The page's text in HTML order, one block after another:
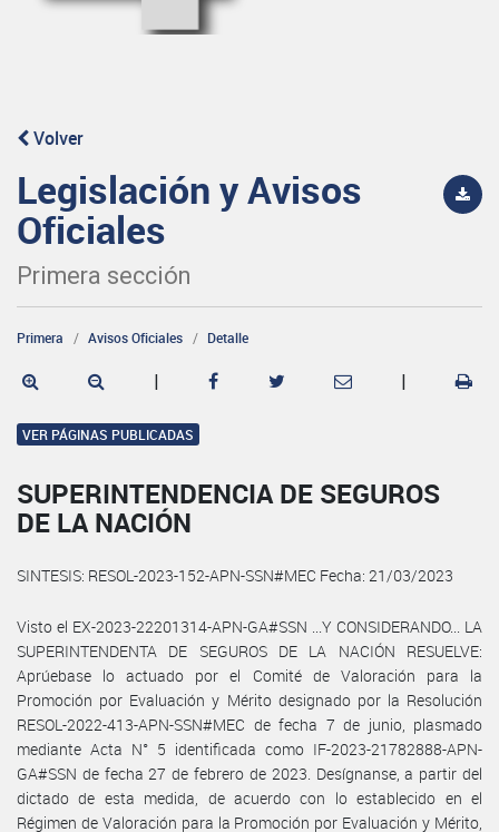
Volver
Legislación y Avisos
Oficiales
Primera sección
Primera Avisos Oficiales Detalle
| |
VER PÁGINAS PUBLICADAS
SUPERINTENDENCIA DE SEGUROS
DE LA NACIÓN
SINTESIS: RESOL-2023-152-APN-SSN#MEC Fecha: 21/03/2023
Visto el EX-2023-22201314-APN-GA#SSN ...Y CONSIDERANDO... LA
SUPERINTENDENTA DE SEGUROS DE LA NACIÓN RESUELVE:
Aprúebase lo actuado por el Comité de Valoración para la
Promoción por Evaluación y Mérito designado por la Resolución
RESOL-2022-413-APN-SSN#MEC de fecha 7 de junio, plasmado
mediante Acta N° 5 identificada como IF-2023-21782888-APN-
GA#SSN de fecha 27 de febrero de 2023. Desígnanse, a partir del
dictado de esta medida, de acuerdo con lo establecido en el
Régimen de Valoración para la Promoción por Evaluación y Mérito,